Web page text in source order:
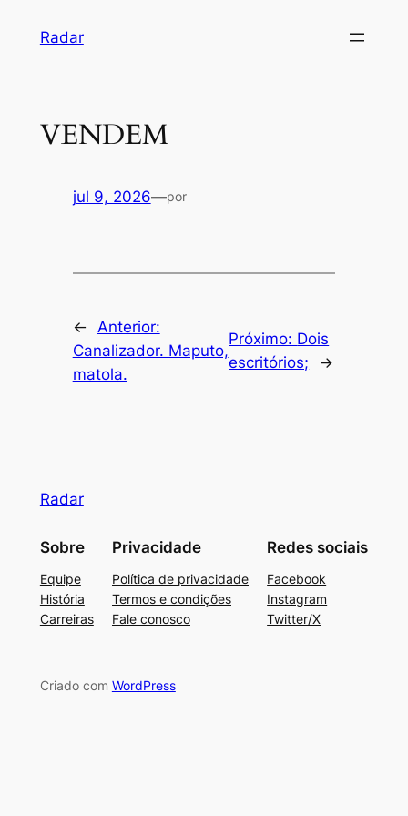
Radar
VENDEM
jul 9, 2026—por
←
Anterior:
Canalizador. Maputo,
matola.
Próximo: Dois
escritórios;
→
Radar
Sobre
Equipe
História
Carreiras
Privacidade
Política de privacidade
Termos e condições
Fale conosco
Redes sociais
Facebook
Instagram
Twitter/X
Criado com WordPress